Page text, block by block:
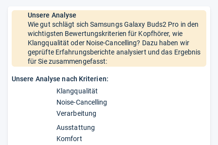
Unsere Analyse
Wie gut schlägt sich Samsungs Galaxy Buds2 Pro in den
wichtigsten Bewertungskriterien für Kopfhörer, wie
Klangqualität oder Noise-Cancelling? Dazu haben wir
geprüfte Erfahrungsberichte analysiert und das Ergebnis
für Sie zusammengefasst:
Unsere Analyse nach Kriterien:
Klangqualität
Noise-Cancelling
Verarbeitung
Ausstattung
Komfort